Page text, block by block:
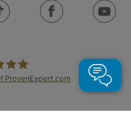
ProvenExpert.com